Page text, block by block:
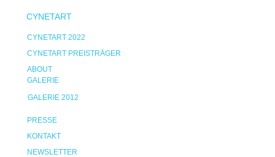
CYNETART
CYNETART 2022
CYNETART PREISTRÄGER
ABOUT
GALERIE
GALERIE 2012
PRESSE
KONTAKT
NEWSLETTER